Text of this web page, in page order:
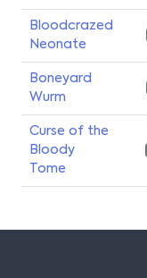
Bloodcrazed
Neonate
Boneyard
Wurm
Curse of the
Bloody
Tome